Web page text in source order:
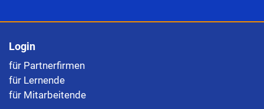
Login
für Partnerfirmen
für Lernende
für Mitarbeitende